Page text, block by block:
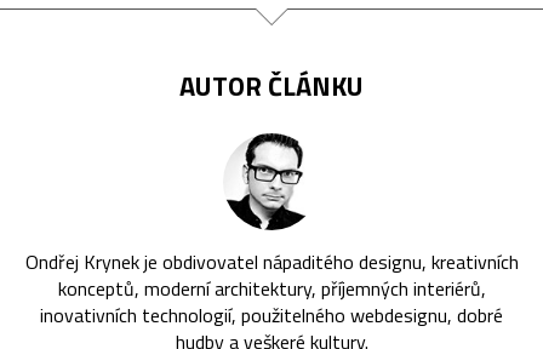
AUTOR ČLÁNKU
Ondřej Krynek je obdivovatel nápaditého designu, kreativních
konceptů, moderní architektury, příjemných interiérů,
inovativních technologií, použitelného webdesignu, dobré
hudby a veškeré kultury.